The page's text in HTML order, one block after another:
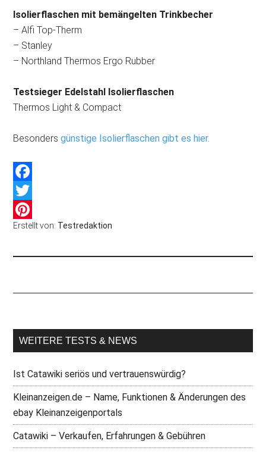
Isolierflaschen mit bemängelten Trinkbecher
– Alfi Top-Therm
– Stanley
– Northland Thermos Ergo Rubber
Testsieger Edelstahl Isolierflaschen
Thermos Light & Compact
Besondersgünstige Isolierflaschen gibt es hier.
Facebook
Twitter
Pinterest
Erstellt von: Testredaktion
WEITERE TESTS & NEWS
Ist Catawiki seriös und vertrauenswürdig?
Kleinanzeigen.de – Name, Funktionen & Änderungen des
ebay Kleinanzeigenportals
Catawiki – Verkaufen, Erfahrungen & Gebühren